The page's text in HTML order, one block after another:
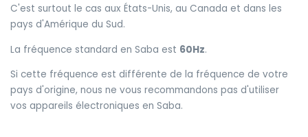
C'est surtout le cas aux États-Unis, au Canada et dans les
pays d'Amérique du Sud.
La fréquence standard en Saba est 60Hz.
Si cette fréquence est différente de la fréquence de votre
pays d'origine, nous ne vous recommandons pas d'utiliser
vos appareils électroniques en Saba.